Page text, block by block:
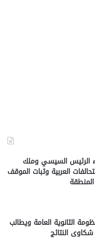
الرئيس السيسي وملك
العربية وثبات الموقف
الثانوية العامة ويطالب
النتائج